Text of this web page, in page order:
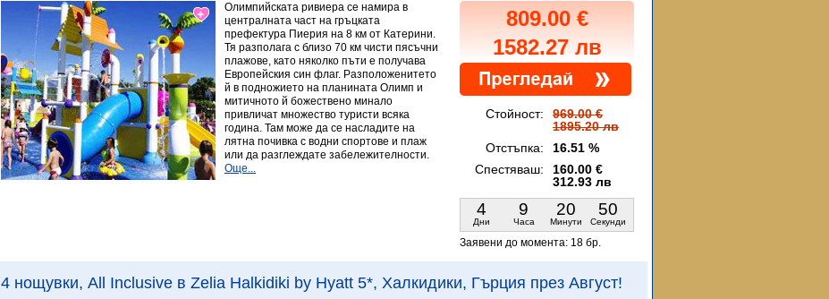
8.78 Превъзходен
Олимпийската ривиера се намира в
централната част на гръцката
префектура Пиерия на 8 км от Катерини.
Тя разполага с близо 70 км чисти пясъчни
плажове, като няколко пъти е получава
Европейския син флаг. Разположенитето
й в подножието на планината Олимп и
митичното й божествено минало
привличат множество туристи всяка
година. Там може да се насладите на
лятна почивка с водни спортове и плаж
или да разглеждате забележителности.
Още...
809.00 €
1582.27 лв
Стойност:
969.00 €
1895.20 лв
Отстъпка:
16.51 %
Спестяваш:
160.00 €
312.93 лв
4
Дни
9
Часа
20
Минути
49
Секунди
Заявени до момента: 18 бр.
4 нощувки, All Inclusive в Zelia Halkidiki by Hyatt 5*, Халкидики, Гърция през Август!